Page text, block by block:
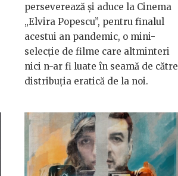
perseverează și aduce la Cinema
„Elvira Popescu”, pentru finalul
acestui an pandemic, o mini-
selecție de filme care altminteri
nici n-ar fi luate în seamă de către
distribuția eratică de la noi.